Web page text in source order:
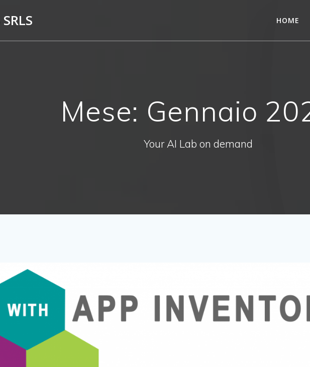
SRLS HOME
Mese: Gennaio
Your AI Lab on demand